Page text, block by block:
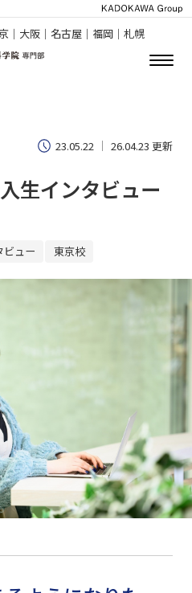
大阪｜名古屋｜福岡｜札幌
23.05.22 26.04.23 更新
生インタビュー
ビュー 東京校